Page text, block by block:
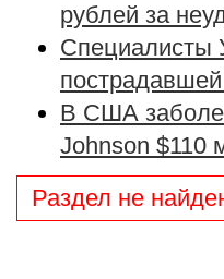
рублей за
Специалисты
В США
Johnson $110
Раздел не